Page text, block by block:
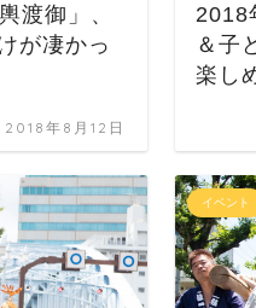
渡御」、
が凄かっ
2018年8月12日
2018
＆子
楽し
イベント